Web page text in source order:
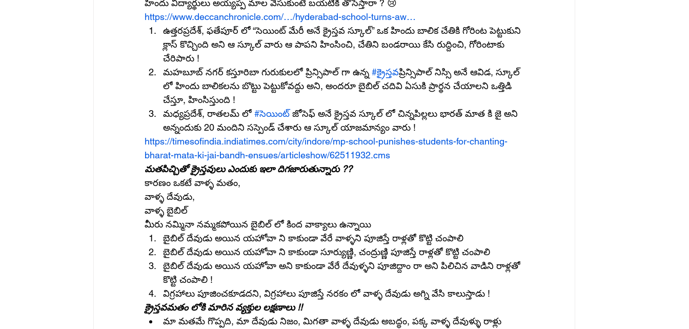
హిందు విద్యార్థులు అయ్యప్ప మాల వేసుకుంటే బయటికి తోసేస్తారా ? 😢
https://www.deccanchronicle.com/…/hyderabad-school-turns-aw…
ఉత్తరప్రదేశ్, ఫతేపూర్ లో “సెయింట్ మేరీ అనే క్రైస్తవ స్కూల్” ఒక హిందు బాలిక చేతికి గోరింట పెట్టుకుని
క్లాస్ కొచ్చింది అని ఆ స్కూల్ వారు ఆ పాపని హింసించి, చేతిని బండరాయి కేసి రుద్దించి, గోరింటాకు
చేరిపారు !
మహబూబ్ నగర్ కస్తూరిబా గురుకులలో ప్రిన్సిపాల్ గా ఉన్న #క్రైస్తవప్రిన్సిపాల్ నిస్సి అనే ఆవిడ, స్కూల్
లో హిందు బాలికలను బొట్టు పెట్టుకోవద్దు అని, అందరూ బైబిల్ చదివి ఏసుకి ప్రార్థన చేయాలని ఒత్తిడి
చేస్తూ, హింసిస్తుంది !
మధ్యప్రదేశ్, రాతలమ్ లో #సెయింట్ జోసెఫ్ అనే క్రైస్తవ స్కూల్ లో చిన్నపిల్లలు భారత్ మాత కి జై అని
అన్నందుకు 20 మందిని సస్పెండ్ చేశారు ఆ స్కూల్ యాజమాన్యం వారు !
https://timesofindia.indiatimes.com/city/indore/mp-school-punishes-students-for-chanting-
bharat-mata-ki-jai-bandh-ensues/articleshow/62511932.cms
మతపిచ్చితో క్రైస్తవులు ఎందుకు ఇలా దిగజారుతున్నారు ??
కారణం ఒకటే వాళ్ళ మతం,
వాళ్ళ దేవుడు,
వాళ్ళ బైబిల్
మీరు నమ్మినా నమ్మకపోయిన బైబిల్ లో కింద వాక్యాలు ఉన్నాయి
బైబిల్ దేవుడు అయిన యహోవా ని కాకుండా వేరే వాళ్ళని పూజిస్తే రాళ్లతో కొట్టి చంపాలి
బైబిల్ దేవుడు అయిన యహోవా ని కాకుండా సూర్యుణ్ణి, చంద్రుణ్ణి పూజిస్తే రాళ్లతో కొట్టి చంపాలి
బైబిల్ దేవుడు అయిన యహోవా అని కాకుండా వేరే దేవుళ్ళని పూజిద్దాం రా అని పిలిచిన వాడిని రాళ్లతో
కొట్టి చంపాలి !
విగ్రహాలు పూజించకూడదని, విగ్రహాలు పూజిస్తే నరకం లో వాళ్ళ దేవుడు అగ్ని వేసి కాలుస్తాడు !
క్రైస్తవమతం లోకి మారిన వ్యక్తుల లక్షణాలు !!
మా మతమే గొప్పది, మా దేవుడు నిజం, మిగతా వాళ్ళ దేవుడు అబద్ధం, పక్క వాళ్ళ దేవుళ్ళు రాళ్లు